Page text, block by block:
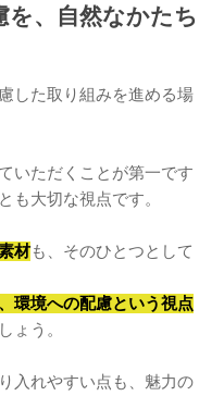
、自然なかたち
した取り組みを進める場
いただくことが第一です
も大切な視点です。
材も、そのひとつとして
環境への配慮という視点
ょう。
入れやすい点も、魅力の